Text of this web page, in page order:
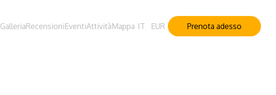
GalleriaRecensioniEventiAttivitàMappa IT EUR Prenota adesso